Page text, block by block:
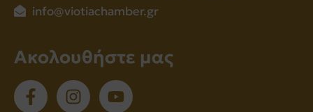
info@viotiachamber.gr
Ακολουθήστε μας